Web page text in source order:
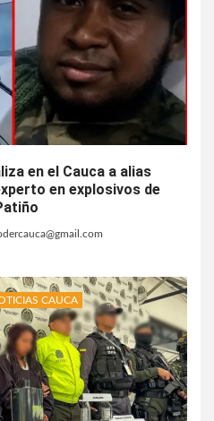
en el Cauca a alias
en explosivos de
CAUCA